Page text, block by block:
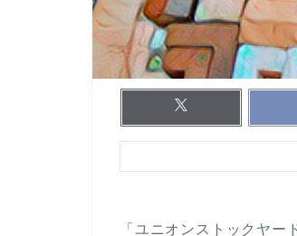
「ユニオンストックヤ